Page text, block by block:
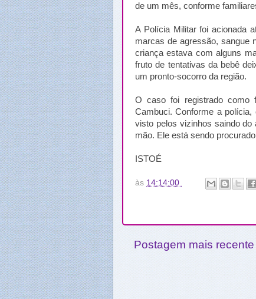
de um mês, conforme
A Polícia Militar foi acionada
marcas de agressão, sangue
criança estava com alguns
fruto de tentativas da bebê
um pronto-socorro da região.
O caso foi registrado como
Cambuci. Conforme a
visto pelos vizinhos saindo
mão. Ele está sendo
ISTOÉ
às 14:14:00
Postagem mais recente